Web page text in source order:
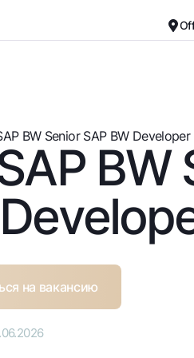
Cards
Free
Premium
For travelers
Visa FIFA
Black and white version
Enable voice narration
BW Senior SAP BW Developer
BW
на вакансию